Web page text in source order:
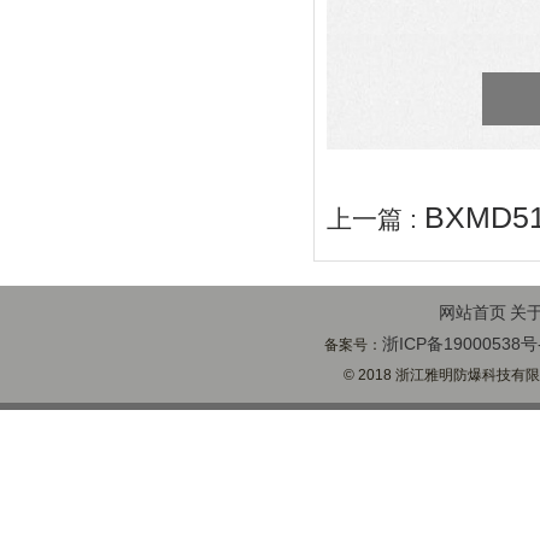
上一篇 :
网站首页 关
备案号：浙ICP备19000538
© 2018 浙江雅明防爆科技有